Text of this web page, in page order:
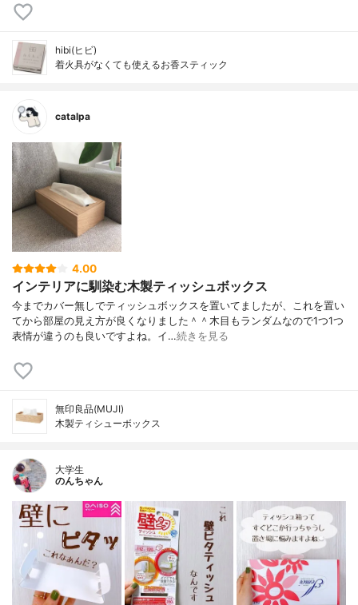
hibi(ヒビ)
着火具がなくても使えるお香スティック
catalpa
4.00
インテリアに馴染む木製ティッシュボックス
今までカバー無しでティッシュボックスを置いてましたが、これを置い
てから部屋の見え方が良くなりました＾＾木目もランダムなので1つ1つ
表情が違うのも良いですよね。イ…続きを見る
無印良品(MUJI)
木製ティシューボックス
大学生
のんちゃん